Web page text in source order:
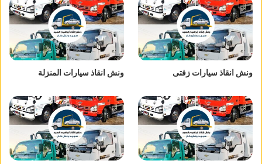
ونش انقاذ سيارات زفتى ونش انقاذ سيارات المنزلة